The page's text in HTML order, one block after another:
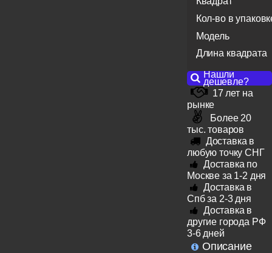
Кол-во в
Модель
Длина квадрата
Нашли
дешевле?
17 лет на
рынке
Более 20
тыс. товаров
Доставка в
любую точку СНГ
Доставка по
Москве за 1-2 дня
Доставка в
Спб за 2-3 дня
Доставка в
другие города РФ
3-6 дней
Описание